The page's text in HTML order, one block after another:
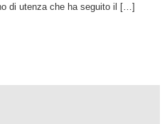
di utenza che ha seguito il […]